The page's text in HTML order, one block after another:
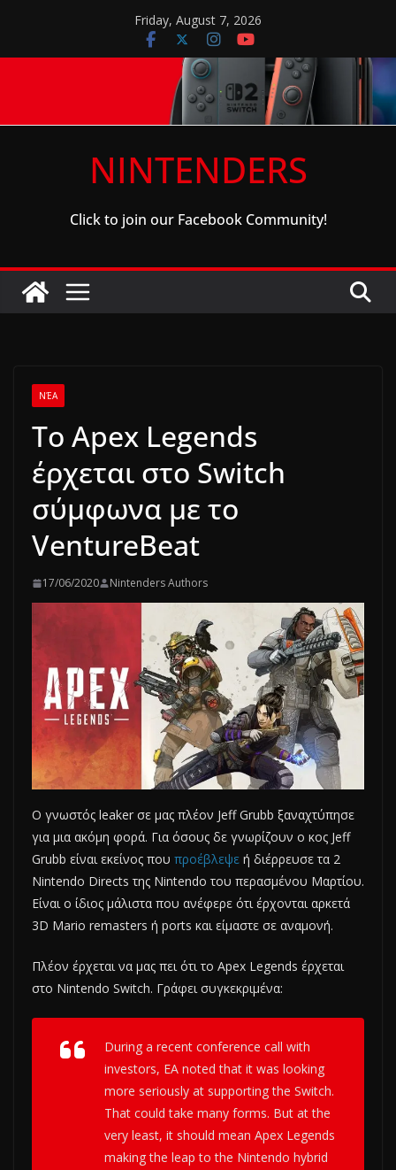
content
Friday, August 7, 2026
NINTENDERS
Click to join our Facebook Community!
ΝΈΑ
Το Apex Legends
έρχεται στο Switch
σύμφωνα με το
VentureBeat
17/06/2020 Nintenders Authors
Ο γνωστός leaker σε μας πλέον Jeff Grubb ξαναχτύπησε
για μια ακόμη φορά. Για όσους δε γνωρίζουν ο κος Jeff
Grubb είναι εκείνος που προέβλεψε ή διέρρευσε τα 2
Nintendo Directs της Nintendo του περασμένου Μαρτίου.
Είναι ο ίδιος μάλιστα που ανέφερε ότι έρχονται αρκετά
3D Mario remasters ή ports και είμαστε σε αναμονή.
Πλέον έρχεται να μας πει ότι το Apex Legends έρχεται
στο Nintendo Switch. Γράφει συγκεκριμένα:
During a recent conference call with
investors, EA noted that it was looking
more seriously at supporting the Switch.
That could take many forms. But at the
very least, it should mean Apex Legends
making the leap to the Nintendo hybrid